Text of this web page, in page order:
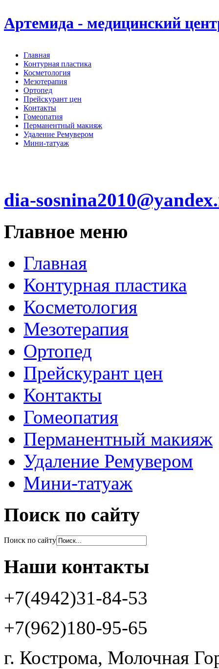
Артемида - медицинский
Главная
Контурная пластика
Косметология
Мезотерапия
Ортопед
Прейскурант цен
Контакты
Гомеопатия
Перманентный макияж
Удаление Ремувером
Мини-татуаж
dia-
Главное меню
Главная
Контурная пластика
Косметология
Мезотерапия
Ортопед
Прейскурант цен
Контакты
Гомеопатия
Перманентный макияж
Удаление Ремувером
Мини-татуаж
Поиск по сайту
Поиск по сайту
Наши контакты
+7(4942)31-84-53
+7(962)180-95-65
г. Кострома, Молочная